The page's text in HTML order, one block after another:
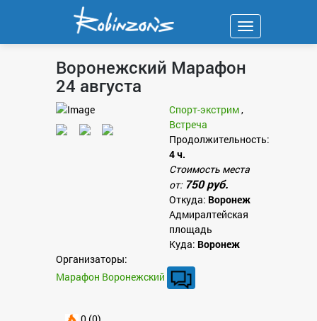
Навигация
Воронежский Марафон
24 августа
Спорт-экстрим,
Встреча
Продолжительность:
4 ч.
Стоимость места
от: 750 руб.
Откуда: Воронеж
Адмиралтейская
площадь
Куда: Воронеж
Организаторы:
Марафон Воронежский